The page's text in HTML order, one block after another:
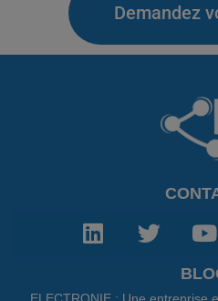
Demandez
ELECTRONIE : Une entreprise